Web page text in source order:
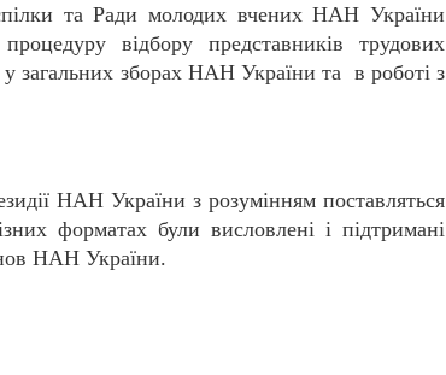
та Ради молодих вчених НАН України
відбору представників трудових
у загальних зборах НАН України та в роботі з
НАН України з розумінням поставляться
форматах були висловлені і підтримані
НАН України.